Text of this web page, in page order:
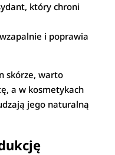
który chroni
i poprawia
skórze, warto
a w kosmetykach
jego naturalną